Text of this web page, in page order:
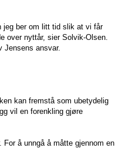
jeg ber om litt tid slik at vi får
over nyttår, sier Solvik-Olsen.
Jensens ansvar.
kan fremstå som ubetydelig
vil en forenkling gjøre
å unngå å måtte gjennom en